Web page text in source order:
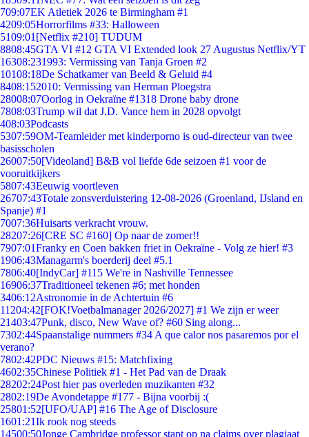
709:07EK Atletiek 2026 te Birmingham #1
4209:05Horrorfilms #33: Halloween
5109:01 [Netflix #210] TUDUM
8808:45GTA VI #12 GTA VI Extended look 27 Augustus Netflix/YT
16308:231993: Vermissing van Tanja Groen #2
10108:18De Schatkamer van Beeld & Geluid #4
8408:152010: Vermissing van Herman Ploegstra
28008:07Oorlog in Oekraïne #1318 Drone baby drone
7808:03Trump wil dat J.D. Vance hem in 2028 opvolgt
408:03Podcasts
5307:59OM-Teamleider met kinderporno is oud-directeur van twee
basisscholen
26007:50[Videoland] B&B vol liefde 6de seizoen #1 voor de
vooruitkijkers
5807:43Eeuwig voortleven
26707:43Totale zonsverduistering 12-08-2026 (Groenland, IJsland en
Spanje) #1
7007:36Huisarts verkracht vrouw.
28207:26[CRE SC #160] Op naar de zomer!!
7907:01Franky en Coen bakken friet in Oekraïne - Volg ze hier! #3
1906:43Managarm's boerderij deel #5.1
7806:40[IndyCar] #115 We're in Nashville Tennessee
16906:37Traditioneel tekenen #6; met honden
3406:12Astronomie in de Achtertuin #6
11204:42[FOK!Voetbalmanager 2026/2027] #1 We zijn er weer
21403:47Punk, disco, New Wave of? #60 Sing along...
7302:44Spaanstalige nummers #34 A que calor nos pasaremos por el
verano?
7802:42PDC Nieuws #15: Matchfixing
4602:35Chinese Politiek #1 - Het Pad van de Draak
28202:24Post hier pas overleden muzikanten #32
2802:19De Avondetappe #177 - Bijna voorbij :(
25801:52[UFO/UAP] #16 The Age of Disclosure
1601:21Ik rook nog steeds
14500:50Jonge Cambridge professor stapt op na claims over plagiaat